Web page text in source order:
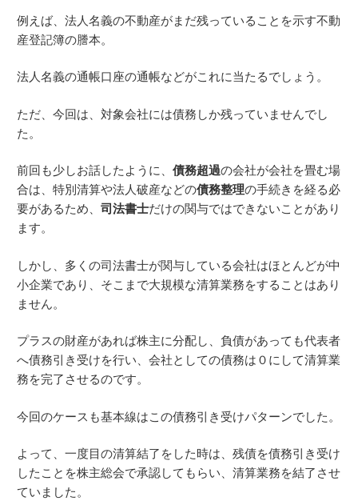
例えば、法人名義の不動産がまだ残っていることを示す不動
産登記簿の謄本。
法人名義の通帳口座の通帳などがこれに当たるでしょう。
ただ、今回は、対象会社には債務しか残っていませんでし
た。
前回も少しお話したように、債務超過の会社が会社を畳む場
合は、特別清算や法人破産などの債務整理の手続きを経る必
要があるため、司法書士だけの関与ではできないことがあり
ます。
しかし、多くの司法書士が関与している会社はほとんどが中
小企業であり、そこまで大規模な清算業務をすることはあり
ません。
プラスの財産があれば株主に分配し、負債があっても代表者
へ債務引き受けを行い、会社としての債務は０にして清算業
務を完了させるのです。
今回のケースも基本線はこの債務引き受けパターンでした。
よって、一度目の清算結了をした時は、残債を債務引き受け
したことを株主総会で承認してもらい、清算業務を結了させ
ていました。